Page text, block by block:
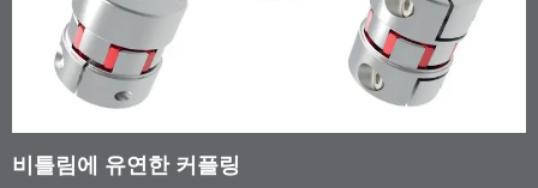
비틀림에 유연한 커플링